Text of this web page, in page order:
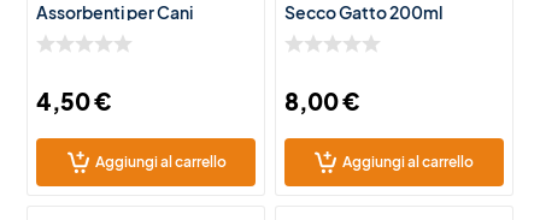
Assorbenti per Cani
60x60cm – 10 Pezzi
4,50€
Aggiungi al carrello
Secco Gatto 200ml
8,00€
Aggiungi al carrello